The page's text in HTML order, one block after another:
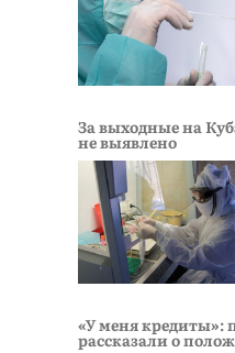
За выходные на
не выявлено
«У меня кредиты»:
рассказали о